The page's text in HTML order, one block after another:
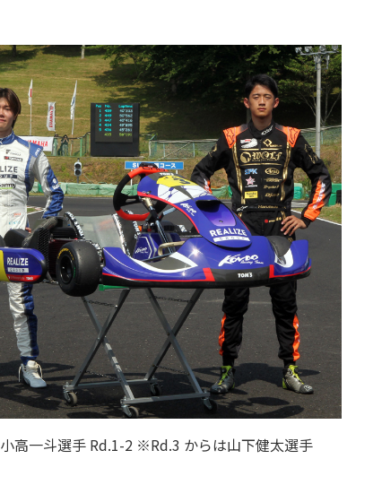
高一斗選手 Rd.1-2 ※Rd.3 からは山下健太選手